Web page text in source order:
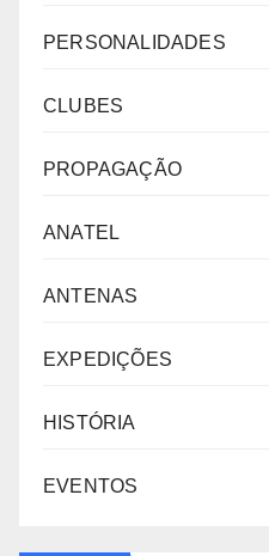
PERSONALIDADES
CLUBES
PROPAGAÇÃO
ANATEL
ANTENAS
EXPEDIÇÕES
HISTÓRIA
EVENTOS